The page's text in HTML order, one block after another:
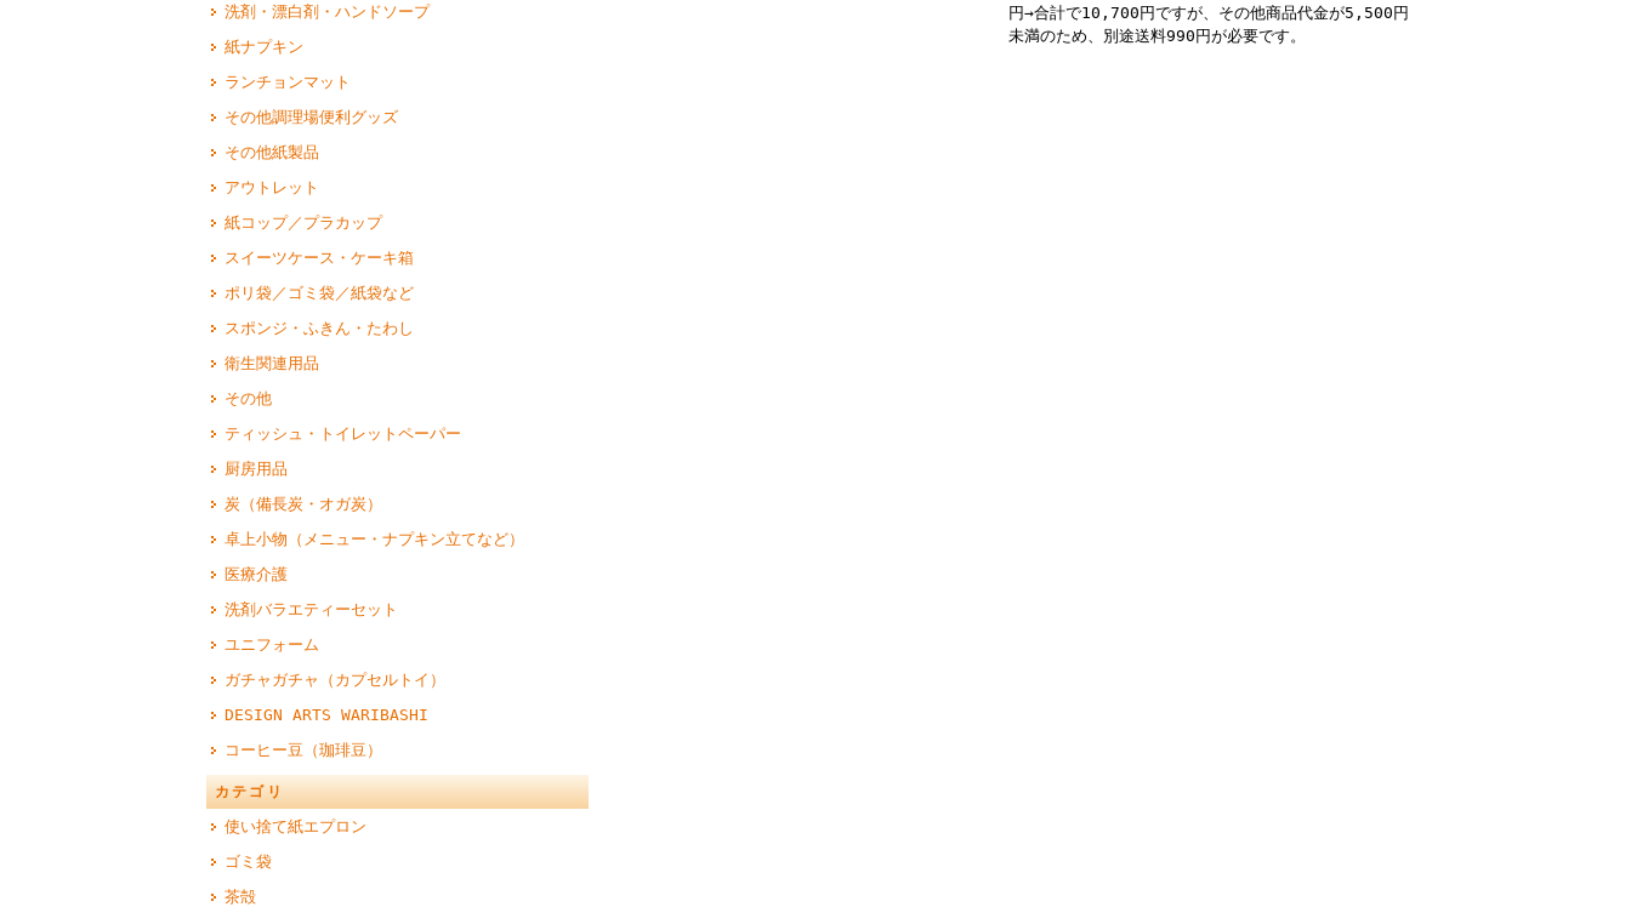
洗剤・漂白剤・ハンドソープ
紙ナプキン
ランチョンマット
その他調理場便利グッズ
その他紙製品
アウトレット
紙コップ／プラカップ
スイーツケース・ケーキ箱
ポリ袋／ゴミ袋／紙袋など
スポンジ・ふきん・たわし
衛生関連用品
その他
ティッシュ・トイレットペーパー
厨房用品
炭（備長炭・オガ炭）
卓上小物（メニュー・ナプキン立てなど）
医療介護
洗剤バラエティーセット
ユニフォーム
ガチャガチャ（カプセルトイ）
DESIGN ARTS WARIBASHI
コーヒー豆（珈琲豆）
カテゴリ
使い捨て紙エプロン
ゴミ袋
茶殻
円→合計で10,700円ですが、その他商品代金が5,500円
未満のため、別途送料990円が必要です。